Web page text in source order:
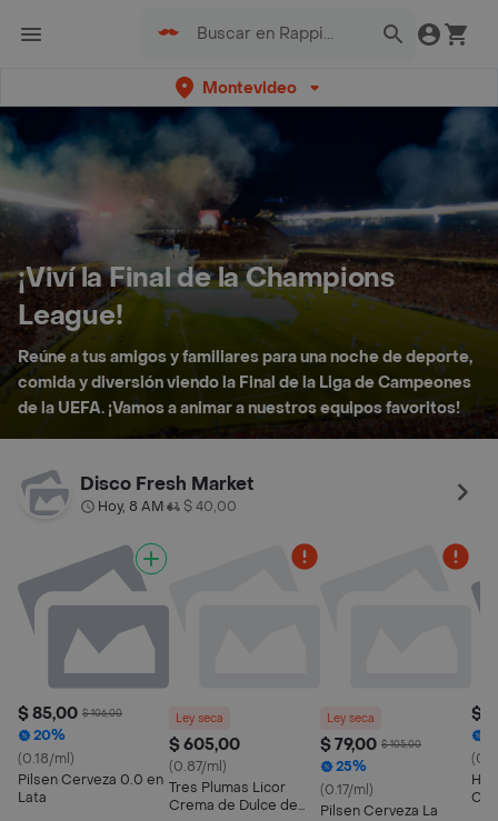
Montevideo
¡Viví la Final de la Champions
League!
Reúne a tus amigos y familiares para una noche de deporte,
comida y diversión viendo la Final de la Liga de Campeones
de la UEFA. ¡Vamos a animar a nuestros equipos favoritos!
Disco Fresh Market
Hoy, 8 AM• $ 40,00
$ 85,00 $ 106,00
20%
(0.18/ml)
Pilsen Cerveza 0.0 en
Lata
Ley seca
$ 605,00
(0.87/ml)
Tres Plumas Licor
Crema de Dulce de
Ley seca
$ 79,00 $ 105,00
25%
(0.17/ml)
Pilsen Cerveza La
$